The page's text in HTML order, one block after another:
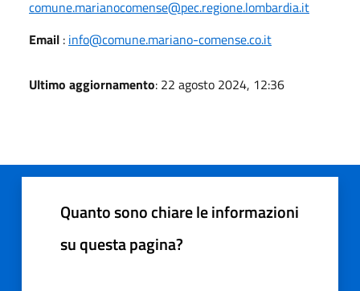
comune.marianocomense@pec.regione.lombardia.it
Email : info@comune.mariano-comense.co.it
Ultimo aggiornamento: 22 agosto 2024, 12:36
Quanto sono chiare le informazioni
su questa pagina?